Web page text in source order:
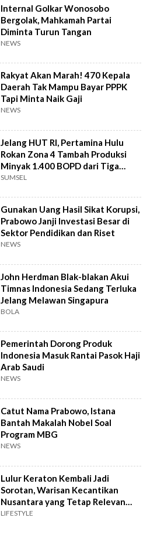
Internal Golkar Wonosobo
Bergolak, Mahkamah Partai
Diminta Turun Tangan
NEWS
Rakyat Akan Marah! 470 Kepala
Daerah Tak Mampu Bayar PPPK
Tapi Minta Naik Gaji
NEWS
Jelang HUT RI, Pertamina Hulu
Rokan Zona 4 Tambah Produksi
Minyak 1.400 BOPD dari Tiga
Sumur Baru
SUMSEL
Gunakan Uang Hasil Sikat Korupsi,
Prabowo Janji Investasi Besar di
Sektor Pendidikan dan Riset
NEWS
John Herdman Blak-blakan Akui
Timnas Indonesia Sedang Terluka
Jelang Melawan Singapura
BOLA
Pemerintah Dorong Produk
Indonesia Masuk Rantai Pasok Haji
Arab Saudi
NEWS
Catut Nama Prabowo, Istana
Bantah Makalah Nobel Soal
Program MBG
NEWS
Lulur Keraton Kembali Jadi
Sorotan, Warisan Kecantikan
Nusantara yang Tetap Relevan
hingga Kini
LIFESTYLE